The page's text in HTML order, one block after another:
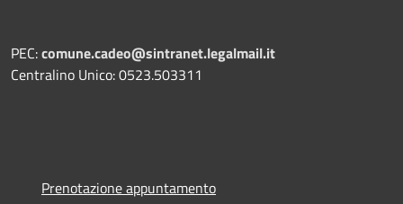
PEC:comune.cadeo@sintranet.legalmail.it
Centralino Unico: 0523.503311
Prenotazione appuntamento